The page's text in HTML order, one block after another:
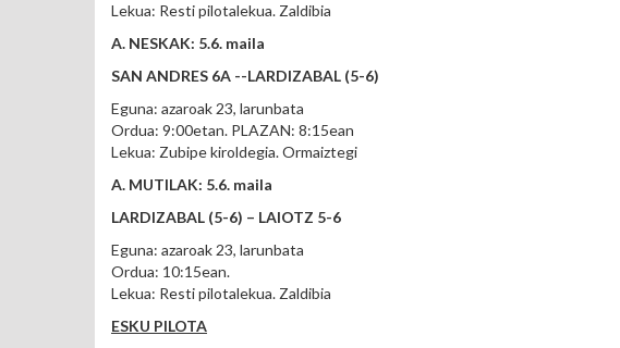
Lekua: Resti pilotalekua. Zaldibia
A. NESKAK: 5.6. maila
SAN ANDRES 6A --LARDIZABAL (5-6)
Eguna: azaroak 23, larunbata
Ordua: 9:00etan. PLAZAN: 8:15ean
Lekua: Zubipe kiroldegia. Ormaiztegi
A. MUTILAK: 5.6. maila
LARDIZABAL (5-6) – LAIOTZ 5-6
Eguna: azaroak 23, larunbata
Ordua: 10:15ean.
Lekua: Resti pilotalekua. Zaldibia
ESKU PILOTA